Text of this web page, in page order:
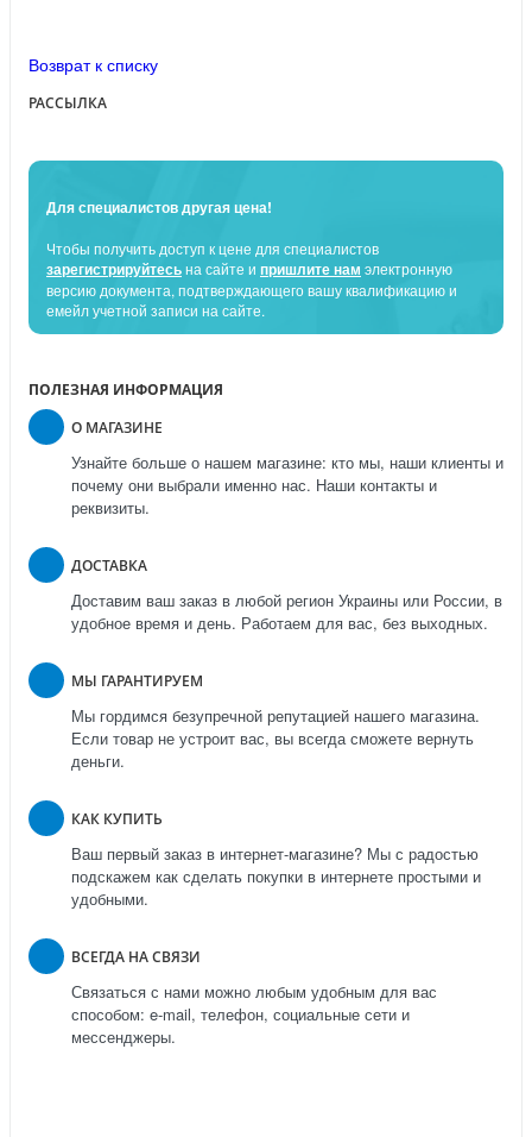
Возврат к списку
РАССЫЛКА
Для специалистов другая цена!
Чтобы получить доступ к цене для специалистов
зарегистрируйтесьна сайте и пришлите нам электронную
версию документа, подтверждающего вашу квалификацию и
емейл учетной записи на сайте.
ПОЛЕЗНАЯ ИНФОРМАЦИЯ
О МАГАЗИНЕ
Узнайте больше о нашем магазине: кто мы, наши клиенты и
почему они выбрали именно нас. Наши контакты и
реквизиты.
ДОСТАВКА
Доставим ваш заказ в любой регион Украины или России, в
удобное время и день. Работаем для вас, без выходных.
МЫ ГАРАНТИРУЕМ
Мы гордимся безупречной репутацией нашего магазина.
Если товар не устроит вас, вы всегда сможете вернуть
деньги.
КАК КУПИТЬ
Ваш первый заказ в интернет-магазине? Мы с радостью
подскажем как сделать покупки в интернете простыми и
удобными.
ВСЕГДА НА СВЯЗИ
Связаться с нами можно любым удобным для вас
способом: e-mail, телефон, социальные сети и
мессенджеры.